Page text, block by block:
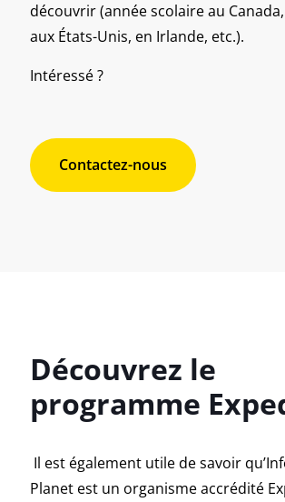
découvrir(année scolaire au
aux États-Unis, en Irlande, etc.).
Intéressé ?
Contactez-nous
Découvrez le
programme
Il est également utile de savoir
Planet est un organisme accrédité